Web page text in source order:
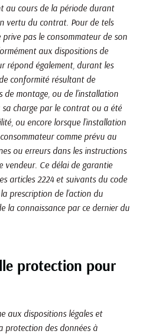
au cours de la période durant
vertu du contrat. Pour de tels
pas le consommateur de son
aux dispositions de
répond également, durant les
conformité résultant de
de montage, ou de l’installation
sa charge par le contrat ou a été
ou encore lorsque l’installation
comme prévu au
ou erreurs dans les instructions
vendeur. Ce délai de garantie
articles 2224 et suivants du code
prescription de l’action du
la connaissance par ce dernier du
protection pour
aux dispositions légales et
protection des données à